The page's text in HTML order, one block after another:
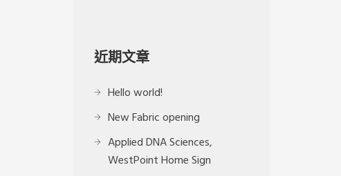
近期文章
Hello world!
New Fabric opening
Applied DNA Sciences,
WestPoint Home Sign